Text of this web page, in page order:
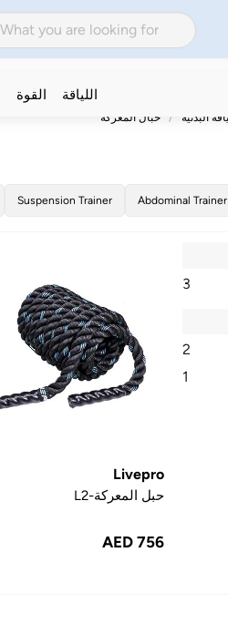
اللياقة القوة
البدنية حبال المعركة
Abdominal Trainer
Suspension Trainer
3
2
1
Livepro
حبل المعركة-L2
AED 756